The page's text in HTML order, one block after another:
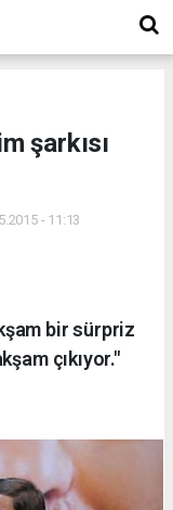
şarkısı
- 11:13
bir sürpriz
çıkıyor."